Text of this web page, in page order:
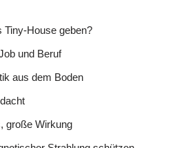
Tiny-House geben?
und Beruf
aus dem Boden
große Wirkung